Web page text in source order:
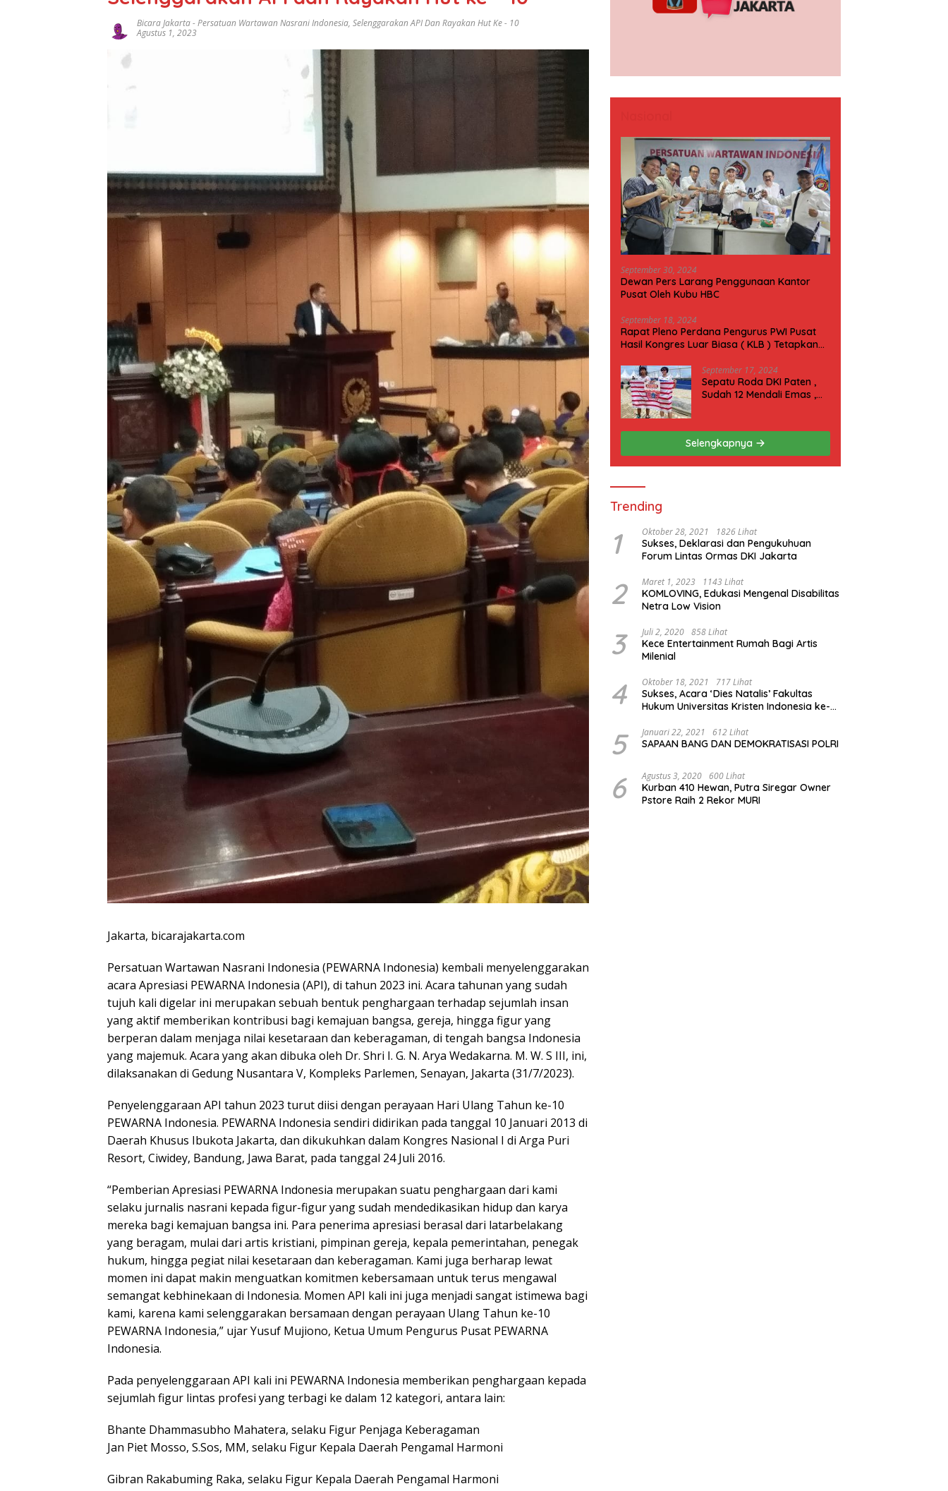
Bicara Jakarta-Persatuan Wartawan Nasrani Indonesia, Selenggarakan API Dan Rayakan Hut Ke - 10
Agustus 1, 2023
Jakarta, bicarajakarta.com
Persatuan Wartawan Nasrani Indonesia (PEWARNA Indonesia) kembali menyelenggarakan
acara Apresiasi PEWARNA Indonesia (API), di tahun 2023 ini. Acara tahunan yang sudah
tujuh kali digelar ini merupakan sebuah bentuk penghargaan terhadap sejumlah insan
yang aktif memberikan kontribusi bagi kemajuan bangsa, gereja, hingga figur yang
berperan dalam menjaga nilai kesetaraan dan keberagaman, di tengah bangsa Indonesia
yang majemuk. Acara yang akan dibuka oleh Dr. Shri I. G. N. Arya Wedakarna. M. W. S III, ini,
dilaksanakan di Gedung Nusantara V, Kompleks Parlemen, Senayan, Jakarta (31/7/2023).
Penyelenggaraan API tahun 2023 turut diisi dengan perayaan Hari Ulang Tahun ke-10
PEWARNA Indonesia. PEWARNA Indonesia sendiri didirikan pada tanggal 10 Januari 2013 di
Daerah Khusus Ibukota Jakarta, dan dikukuhkan dalam Kongres Nasional I di Arga Puri
Resort, Ciwidey, Bandung, Jawa Barat, pada tanggal 24 Juli 2016.
“Pemberian Apresiasi PEWARNA Indonesia merupakan suatu penghargaan dari kami
selaku jurnalis nasrani kepada figur-figur yang sudah mendedikasikan hidup dan karya
mereka bagi kemajuan bangsa ini. Para penerima apresiasi berasal dari latarbelakang
yang beragam, mulai dari artis kristiani, pimpinan gereja, kepala pemerintahan, penegak
hukum, hingga pegiat nilai kesetaraan dan keberagaman. Kami juga berharap lewat
momen ini dapat makin menguatkan komitmen kebersamaan untuk terus mengawal
semangat kebhinekaan di Indonesia. Momen API kali ini juga menjadi sangat istimewa bagi
kami, karena kami selenggarakan bersamaan dengan perayaan Ulang Tahun ke-10
PEWARNA Indonesia,” ujar Yusuf Mujiono, Ketua Umum Pengurus Pusat PEWARNA
Indonesia.
Pada penyelenggaraan API kali ini PEWARNA Indonesia memberikan penghargaan kepada
sejumlah figur lintas profesi yang terbagi ke dalam 12 kategori, antara lain:
Bhante Dhammasubho Mahatera, selaku Figur Penjaga Keberagaman
Jan Piet Mosso, S.Sos, MM, selaku Figur Kepala Daerah Pengamal Harmoni
Gibran Rakabuming Raka, selaku Figur Kepala Daerah Pengamal Harmoni
September 30, 2024
Dewan Pers Larang Penggunaan Kantor
Pusat Oleh Kubu HBC
September 18, 2024
Rapat Pleno Perdana Pengurus PWI Pusat
Hasil Kongres Luar Biasa ( KLB ) Tetapkan
September 17, 2024
Sepatu Roda DKI Paten ,
Sudah 12 Mendali Emas ,
Selengkapnya
Trending
1 Oktober 28, 2021 1826 Lihat
Sukses, Deklarasi dan Pengukuhuan
Forum Lintas Ormas DKI Jakarta
2 Maret 1, 2023 1143 Lihat
KOMLOVING, Edukasi Mengenal Disabilitas
Netra Low Vision
3 Juli 2, 2020 858 Lihat
Kece Entertainment Rumah Bagi Artis
Milenial
4 Oktober 18, 2021 717 Lihat
Sukses, Acara ‘Dies Natalis’ Fakultas
Hukum Universitas Kristen Indonesia ke-
5 Januari 22, 2021 612 Lihat
SAPAAN BANG DAN DEMOKRATISASI POLRI
6 Agustus 3, 2020 600 Lihat
Kurban 410 Hewan, Putra Siregar Owner
Pstore Raih 2 Rekor MURI